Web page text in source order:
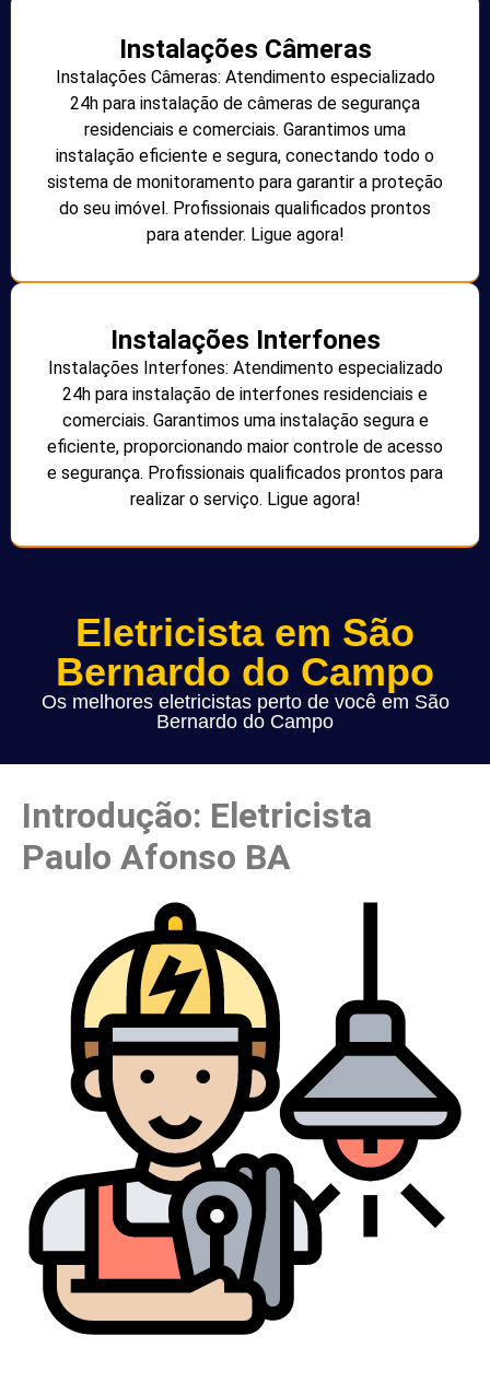
Instalações Câmeras
Instalações Câmeras: Atendimento especializado
24h para instalação de câmeras de segurança
residenciais e comerciais. Garantimos uma
instalação eficiente e segura, conectando todo o
sistema de monitoramento para garantir a proteção
do seu imóvel. Profissionais qualificados prontos
para atender. Ligue agora!
Instalações Interfones
Instalações Interfones: Atendimento especializado
24h para instalação de interfones residenciais e
comerciais. Garantimos uma instalação segura e
eficiente, proporcionando maior controle de acesso
e segurança. Profissionais qualificados prontos para
realizar o serviço. Ligue agora!
Eletricista em São
Bernardo do Campo
Os melhores eletricistas perto de você em São
Bernardo do Campo
Introdução: Eletricista
Paulo Afonso BA